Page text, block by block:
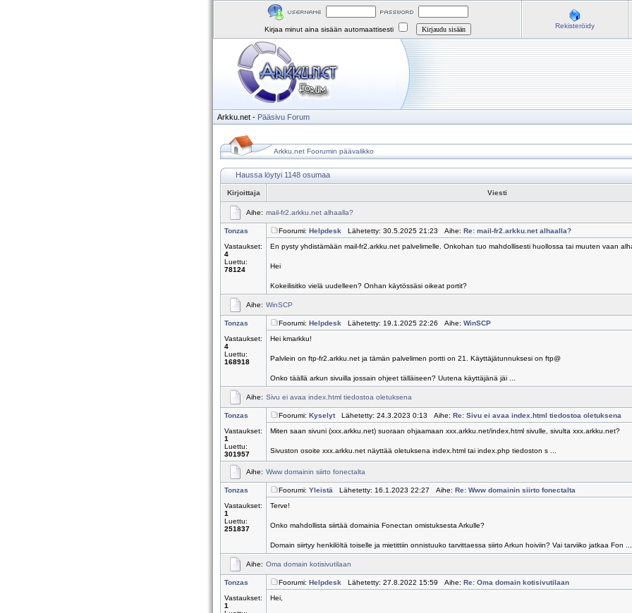
Kirjaa minut aina sisään automaattisesti Rekisteröidy
Arkku.net - Pääsivu Forum
Arkku.net Foorumin päävalikko
Haussa löytyi 1148 osumaa
Kirjoittaja Viesti
Aihe: mail-fr2.arkku.net alhaalla?
Tonzas
Vastaukset:
4
Luettu:
78124
Foorumi: Helpdesk Lähetetty: 30.5.2025 21:23 Aihe: Re: mail-fr2.arkku.net alhaalla?
En pysty yhdistämään mail-fr2.arkku.net palvelimelle. Onkohan tuo mahdollisesti huollossa tai muuten vaan
Hei
Kokeilisitko vielä uudelleen? Onhan käytössäsi oikeat portit?
Aihe: WinSCP
Tonzas
Vastaukset:
4
Luettu:
168918
Foorumi: Helpdesk Lähetetty: 19.1.2025 22:26 Aihe: WinSCP
Hei kmarkku!
Palvlein on ftp-fr2.arkku.net ja tämän palvelimen portti on 21. Käyttäjätunnuksesi on ftp@
Onko täällä arkun sivuilla jossain ohjeet tälläiseen? Uutena käyttäjänä jäi ...
Aihe: Sivu ei avaa index.html tiedostoa oletuksena
Tonzas
Vastaukset:
1
Luettu:
301957
Foorumi: KyselytLähetetty: 24.3.2023 0:13 Aihe: Re: Sivu ei avaa index.html tiedostoa oletuksena
Miten saan sivuni (xxx.arkku.net) suoraan ohjaamaan xxx.arkku.net/index.html sivulle, sivulta xxx.arkku.net?
Sivuston osoite xxx.arkku.net näyttää oletuksena index.html tai index.php tiedoston s ...
Aihe: Www domainin siirto fonectalta
Tonzas
Vastaukset:
1
Luettu:
251837
Foorumi: Yleistä Lähetetty: 16.1.2023 22:27 Aihe: Re: Www domainin siirto fonectalta
Terve!
Onko mahdollista siirtää domainia Fonectan omistuksesta Arkulle?
Domain siirtyy henkilöltä toiselle ja mietittiin onnistuuko tarvittaessa siirto Arkun hoiviin? Vai tarviiko jatkaa Fon ...
Aihe: Oma domain kotisivutilaan
Tonzas
Vastaukset:
1
Foorumi: Helpdesk Lähetetty: 27.8.2022 15:59 Aihe: Re: Oma domain kotisivutilaan
Hei,